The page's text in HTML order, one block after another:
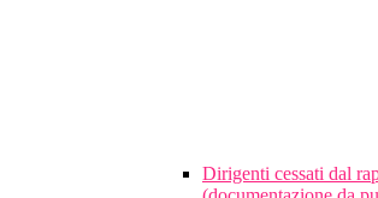
Dirigenti cessati dal